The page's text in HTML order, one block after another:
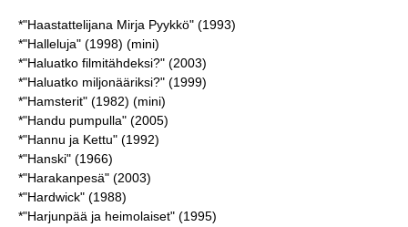
*"Haastattelijana Mirja Pyykkö" (1993)
*"Halleluja" (1998) (mini)
*"Haluatko filmitähdeksi?" (2003)
*"Haluatko miljonääriksi?" (1999)
*"Hamsterit" (1982) (mini)
*"Handu pumpulla" (2005)
*"Hannu ja Kettu" (1992)
*"Hanski" (1966)
*"Harakanpesä" (2003)
*"Hardwick" (1988)
*"Harjunpää ja heimolaiset" (1995)